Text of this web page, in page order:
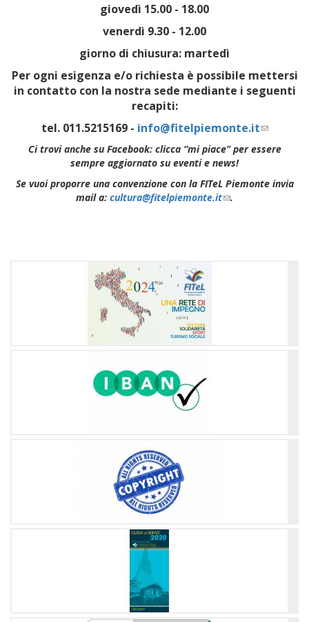
giovedì 15.00 - 18.00
venerdì 9.30 - 12.00
giorno di chiusura: martedì
Per ogni esigenza e/o richiesta è possibile mettersi
in contatto con la nostra sede mediante i seguenti
recapiti:
tel. 011.5215169 - info@fitelpiemonte.it(link
Ci trovi anche su Facebook: clicca “mi piace” per essere
sempre aggiornato su eventi e news!
Se vuoi proporre una convenzione con la FITeL Piemonte invia
mail a: cultura@fitelpiemonte.it(link
.